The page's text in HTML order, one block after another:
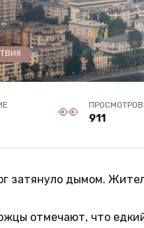
ПРОСМОТРОВ
911
затянуло дымом.
отмечают, что